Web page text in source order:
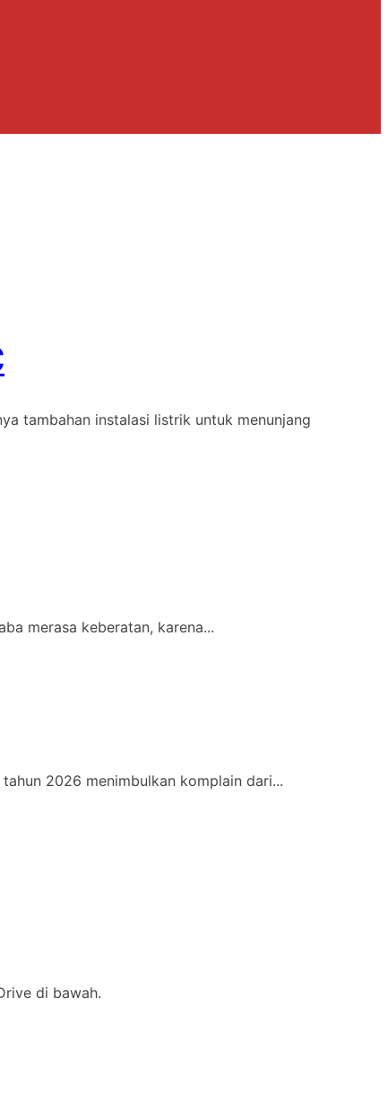
tambahan instalasi listrik untuk menunjang
merasa keberatan, karena...
2026 menimbulkan komplain dari...
di bawah.